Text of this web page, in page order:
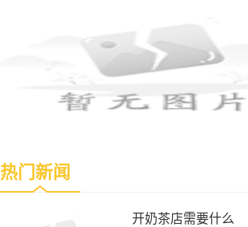
热门新闻
开奶茶店需要什么